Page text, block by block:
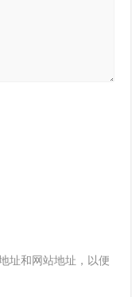
址和网站地址，以便